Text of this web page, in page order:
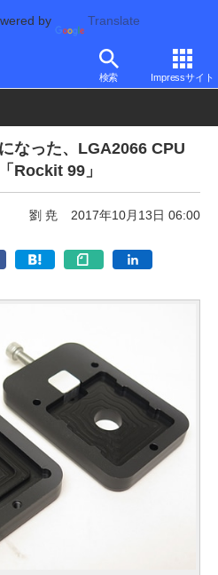
by Translate
検索 Impressサイト
なった、LGA2066 CPU
Rockit 99」
劉 尭 2017年10月13日 06:00